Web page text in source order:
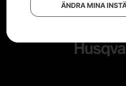
ÄNDRA MINA